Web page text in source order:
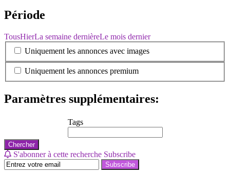
Période
TousHierLa semaine dernièreLe mois dernier
Uniquement les annonces avec images
Uniquement les annonces premium
Paramètres supplémentaires:
Tags
Chercher
S'abonner à cette recherche Subscribe
Subscribe